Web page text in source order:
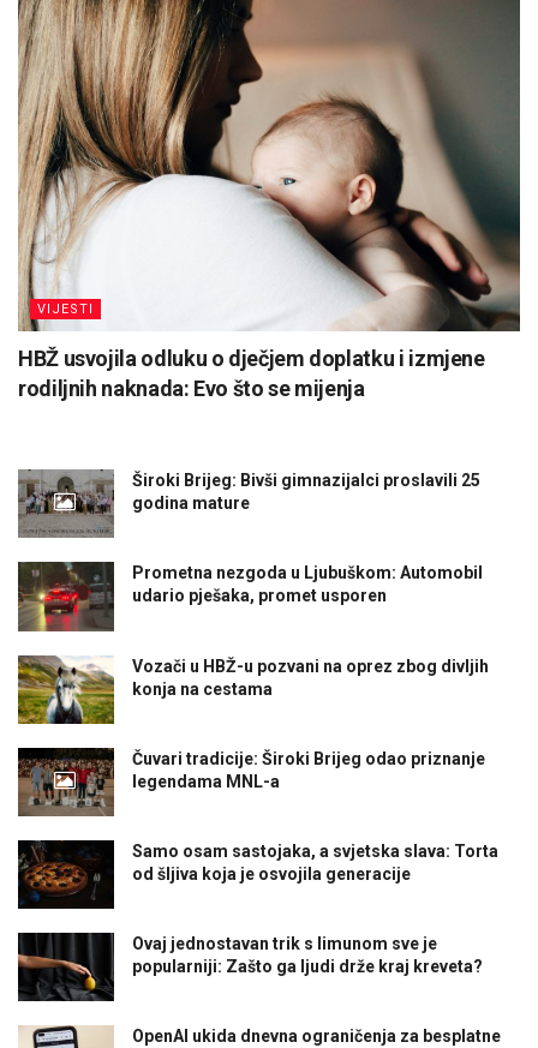
VIJESTI
HBŽ usvojila odluku o dječjem doplatku i izmjene
rodiljnih naknada: Evo što se mijenja
Široki Brijeg: Bivši gimnazijalci proslavili 25
godina mature
Prometna nezgoda u Ljubuškom: Automobil
udario pješaka, promet usporen
Vozači u HBŽ-u pozvani na oprez zbog divljih
konja na cestama
Čuvari tradicije: Široki Brijeg odao priznanje
legendama MNL-a
Samo osam sastojaka, a svjetska slava: Torta
od šljiva koja je osvojila generacije
Ovaj jednostavan trik s limunom sve je
popularniji: Zašto ga ljudi drže kraj kreveta?
OpenAI ukida dnevna ograničenja za besplatne